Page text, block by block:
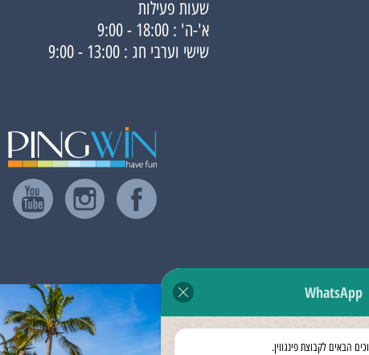
WhatsApp
הבאים לקבוצת פינגווין.
שעות פעילות
א'-ה' : 18:00 - 9:00
שישי וערבי חג : 13:00 - 9:00